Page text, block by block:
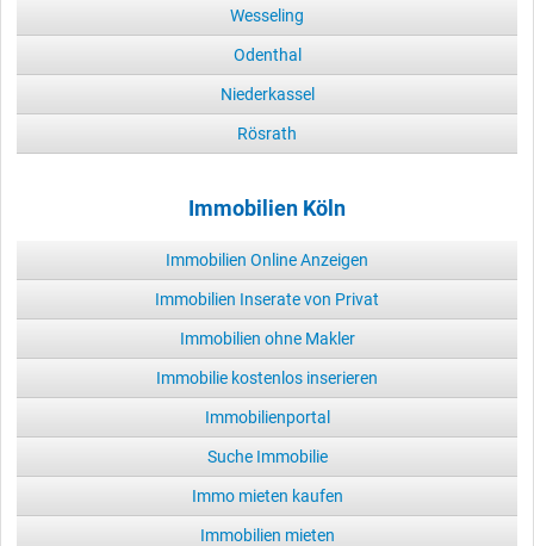
Wesseling
Odenthal
Niederkassel
Rösrath
Immobilien Köln
Immobilien Online Anzeigen
Immobilien Inserate von Privat
Immobilien ohne Makler
Immobilie kostenlos inserieren
Immobilienportal
Suche Immobilie
Immo mieten kaufen
Immobilien mieten